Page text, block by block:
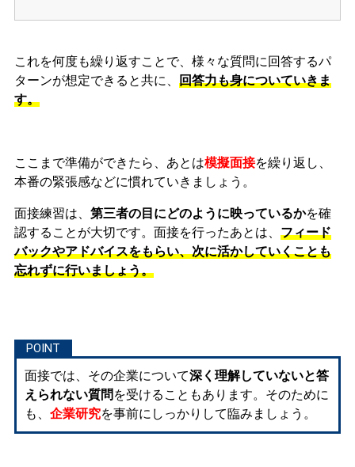
これを何度も繰り返すことで、様々な質問に回答するパ
ターンが想定できると共に、 回答力も身についていきま
す。
ここまで準備ができたら、あとは模擬面接を繰り返し、
本番の緊張感などに慣れていきましょう。
面接練習は、 第三者の目にどのように映っているかを確
認することが大切です。面接を行ったあとは、 フィード
バックやアドバイスをもらい、次に活かしていくことも
忘れずに行いましょう。
面接では、その企業について深く理解していないと答
えられない質問 を受けることもあります。そのために
も、 企業研究を事前にしっかりして臨みましょう。